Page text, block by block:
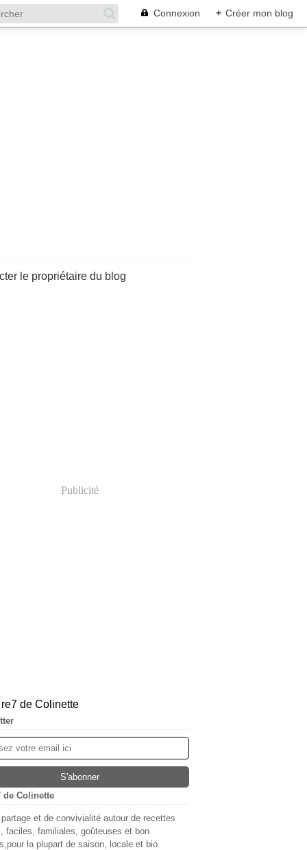
Connexion + Créer mon blog
le propriétaire du blog
Publicité
de Colinette
partage et de convivialité autour de recettes
faciles, familiales, goûteuses et bon
la plupart de saison, locale et bio.